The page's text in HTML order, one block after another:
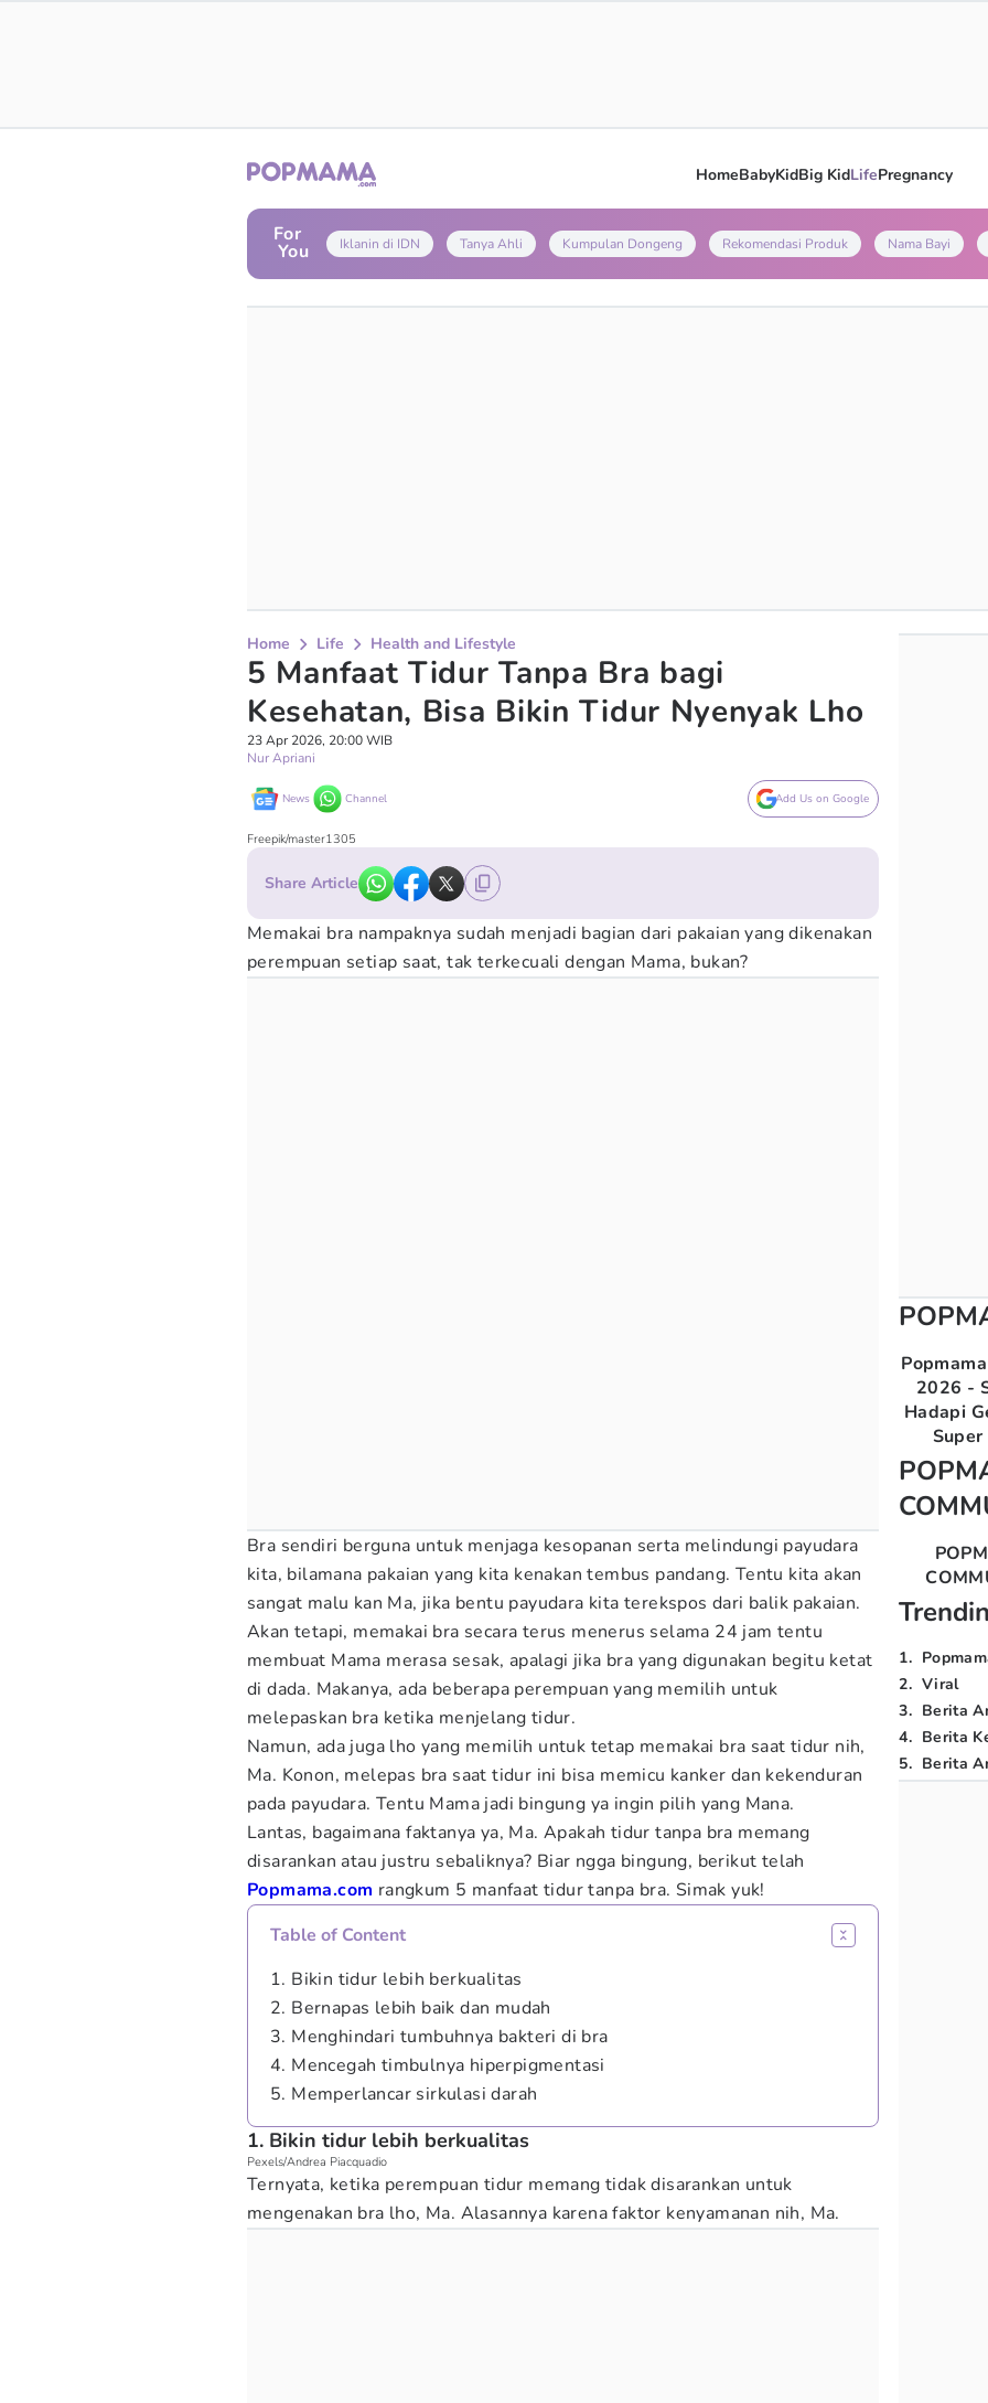
HomeBabyKidBig KidLifePregnancy
For
You Iklanin di IDN Tanya Ahli Kumpulan Dongeng Rekomendasi Produk Nama Bayi
Home Life Health and Lifestyle
5 Manfaat Tidur Tanpa Bra bagi
Kesehatan, Bisa Bikin Tidur Nyenyak Lho
23 Apr 2026, 20:00 WIB
Nur Apriani
News Channel Add Us on Google
Freepik/master1305
Share Article
Memakai bra nampaknya sudah menjadi bagian dari pakaian yang dikenakan
perempuan setiap saat, tak terkecuali dengan Mama, bukan?
Bra sendiri berguna untuk menjaga kesopanan serta melindungi payudara
kita, bilamana pakaian yang kita kenakan tembus pandang. Tentu kita akan
sangat malu kan Ma, jika bentu payudara kita terekspos dari balik pakaian.
Akan tetapi, memakai bra secara terus menerus selama 24 jam tentu
membuat Mama merasa sesak, apalagi jika bra yang digunakan begitu ketat
di dada. Makanya, ada beberapa perempuan yang memilih untuk
melepaskan bra ketika menjelang tidur.
Namun, ada juga lho yang memilih untuk tetap memakai bra saat tidur nih,
Ma. Konon, melepas bra saat tidur ini bisa memicu kanker dan kekenduran
pada payudara. Tentu Mama jadi bingung ya ingin pilih yang Mana.
Lantas, bagaimana faktanya ya, Ma. Apakah tidur tanpa bra memang
disarankan atau justru sebaliknya? Biar ngga bingung, berikut telah
Popmama.com rangkum 5 manfaat tidur tanpa bra. Simak yuk!
Table of Content
1. Bikin tidur lebih berkualitas
2. Bernapas lebih baik dan mudah
3. Menghindari tumbuhnya bakteri di bra
4. Mencegah timbulnya hiperpigmentasi
5. Memperlancar sirkulasi darah
1. Bikin tidur lebih berkualitas
Pexels/Andrea Piacquadio
Ternyata, ketika perempuan tidur memang tidak disarankan untuk
mengenakan bra lho, Ma. Alasannya karena faktor kenyamanan nih, Ma.
2026 -
Hadapi
1.
2. Viral
3. Berita
4. Berita
5. Berita